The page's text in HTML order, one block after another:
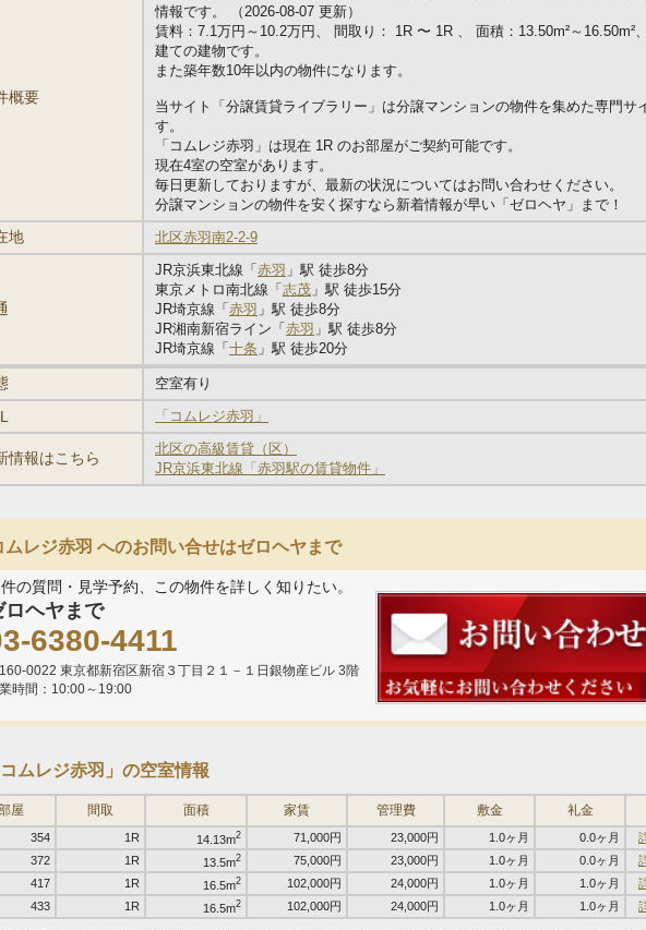
概要
情報です。 （2026-08-07 更新）
賃料：7.1万円～10.2万円、 間取り： 1R 〜 1R 、 面積：13.50m²～16.50m²
建ての建物です。
また築年数10年以内の物件になります。
当サイト「分譲賃貸ライブラリー」は分譲マンションの物件を集めた専門サ
す。
「コムレジ赤羽」は現在 1R のお部屋がご契約可能です。
現在4室の空室があります。
毎日更新しておりますが、最新の状況についてはお問い合わせください。
分譲マンションの物件を安く探すなら新着情報が早い「ゼロヘヤ」まで！
地 北区赤羽南2-2-9
JR京浜東北線「 赤羽 」駅 徒歩8分
東京メトロ南北線「 志茂 」駅 徒歩15分
JR埼京線「 赤羽 」駅 徒歩8分
JR湘南新宿ライン「 赤羽 」駅 徒歩8分
JR埼京線「 十条 」駅 徒歩20分
空室有り
「コムレジ赤羽」
情報はこちら
北区の高級賃貸（区）
JR京浜東北線「赤羽駅の賃貸物件」
ムレジ赤羽 へのお問い合せはゼロヘヤまで
の質問・見学予約、この物件を詳しく知りたい。
ロヘヤまで
6380-4411
0022 東京都新宿区新宿３丁目２１－１日銀物産ビル 3階
時間：10:00～19:00
コムレジ赤羽」の空室情報
屋 間取 面積 家賃 管理費 敷金 礼金
354 1R 14.13m2 71,000円 23,000円 1.0ヶ月 0.0ヶ月
372
1R 13.5m2 75,000円 23,000円 1.0ヶ月 0.0ヶ月
417
1R 16.5m2 102,000円 24,000円 1.0ヶ月 1.0ヶ月
433
1R 16.5m2 102,000円 24,000円 1.0ヶ月 1.0ヶ月